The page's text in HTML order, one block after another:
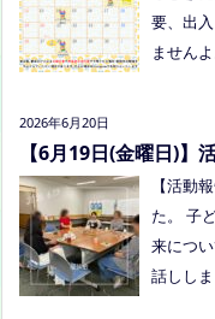
要、出
ません
（加賀
7月28
2026年6月20日
【6月19日(金曜日)】
【活動
た。 子
来につ
話しし